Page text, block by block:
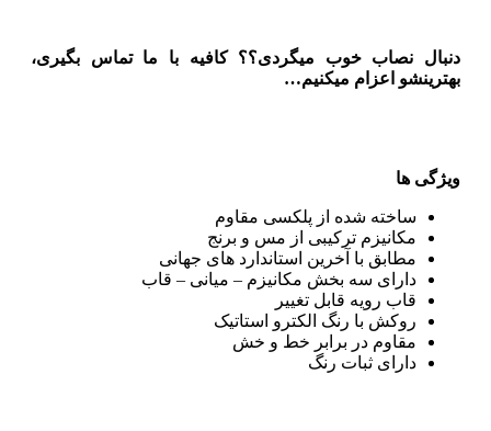
دنبال نصاب خوب میگردی؟؟ کافیه با ما تماس بگیری،
بهترینشو اعزام میکنیم…
ویژگی ها
ساخته شده از پلکسی مقاوم
مکانیزم ترکیبی از مس و برنج
مطابق با آخرین استاندارد های جهانی
دارای سه بخش مکانیزم – میانی – قاب
قاب رویه قابل تغییر
روکش با رنگ الکترو استاتیک
مقاوم در برابر خط و خش
دارای ثبات رنگ